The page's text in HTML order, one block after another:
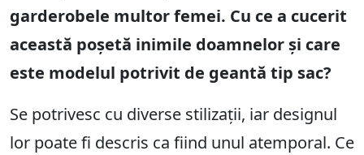
garderobele multor femei. Cu ce a cucerit
această poșetă inimile doamnelor și care
este modelul potrivit de geantă tip sac?
Se potrivesc cu diverse stilizații, iar designul
lor poate fi descris ca fiind unul atemporal. Ce